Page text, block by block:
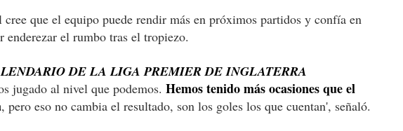
cree que el equipo puede rendir más en próximos partidos y confía en
enderezar el rumbo tras el tropiezo.
DE LA LIGA PREMIER DE INGLATERRA
jugado al nivel que podemos. Hemos tenido más ocasiones que el
, pero eso no cambia el resultado, son los goles los que cuentan', señaló.